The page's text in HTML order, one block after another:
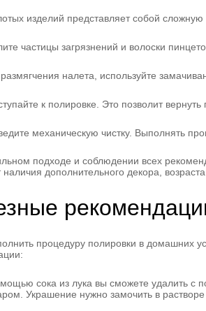
изделий представляет собой
частицы загрязнений и волоски
налета, используйте
к полировке. Это позволит
механическую чистку. Выполнять
подходе и соблюдении всех
наличия дополнительного декора,
процедуру полировки в домашних
сока из лука вы сможете удалить с
Украшение нужно замочить в